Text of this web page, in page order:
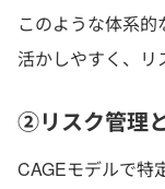
このような体系
活かしやすく、リ
②リスク管理
CAGEモデルで特